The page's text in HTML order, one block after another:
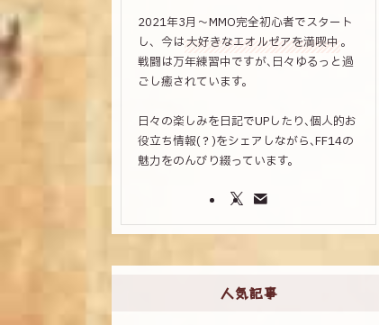
2021年3月～MMO完全初心者でスタート
し、今は大好きなエオルゼアを満喫中 。
戦闘は万年練習中ですが､日々ゆるっと過
ごし癒されています。
日々の楽しみを日記でUPしたり､個人的お
役立ち情報(？)をシェアしながら､FF14の
魅力をのんびり綴っています。
人気記事